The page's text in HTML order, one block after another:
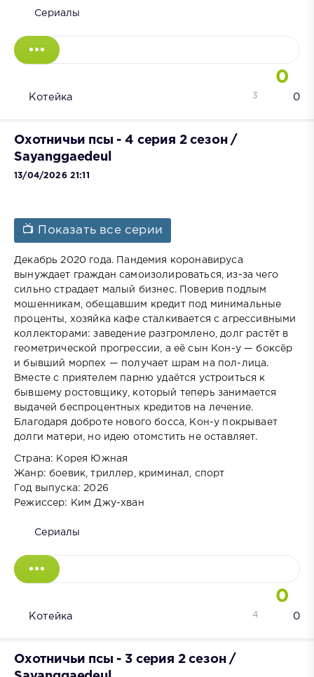
Сериалы
0
Котейка 0
3
Охотничьи псы - 4 серия 2 сезон /
Sayanggaedeul
13/04/2026 21:11
📺 Показать все серии
Декабрь 2020 года. Пандемия коронавируса
вынуждает граждан самоизолироваться, из-за чего
сильно страдает малый бизнес. Поверив подлым
мошенникам, обещавшим кредит под минимальные
проценты, хозяйка кафе сталкивается с агрессивными
коллекторами: заведение разгромлено, долг растёт в
геометрической прогрессии, а её сын Кон-у — боксёр
и бывший морпех — получает шрам на пол-лица.
Вместе с приятелем парню удаётся устроиться к
бывшему ростовщику, который теперь занимается
выдачей беспроцентных кредитов на лечение.
Благодаря доброте нового босса, Кон-у покрывает
долги матери, но идею отомстить не оставляет.
Страна: Корея Южная
Жанр: боевик, триллер, криминал, спорт
Год выпуска: 2026
Режиссер: Ким Джу-хван
Сериалы
0
Котейка 0
4
Охотничьи псы - 3 серия 2 сезон /